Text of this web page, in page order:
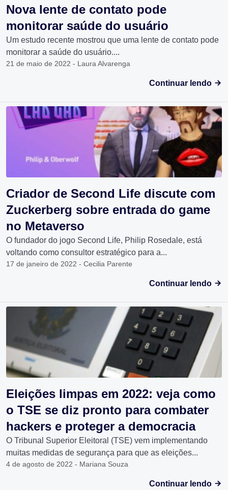
Nova lente de contato pode
monitorar saúde do usuário
Um estudo recente mostrou que uma lente de contato pode
monitorar a saúde do usuário....
21 de maio de 2022 - Laura Alvarenga
Continuar lendo
Criador de Second Life discute com
Zuckerberg sobre entrada do game
no Metaverso
O fundador do jogo Second Life, Philip Rosedale, está
voltando como consultor estratégico para a...
17 de janeiro de 2022 - Cecilia Parente
Continuar lendo
Eleições limpas em 2022: veja como
o TSE se diz pronto para combater
hackers e proteger a democracia
O Tribunal Superior Eleitoral (TSE) vem implementando
muitas medidas de segurança para que as eleições...
4 de agosto de 2022 - Mariana Souza
Continuar lendo